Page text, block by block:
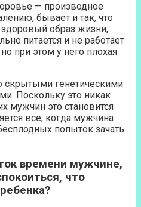
— производное
бывает и так, что
образ жизни,
питается и не работает
при этом у него плохая
скрытыми генетическими
Поскольку это никак
мужчин это становится
все, когда мужчина
попыток зачать
времени мужчине,
что